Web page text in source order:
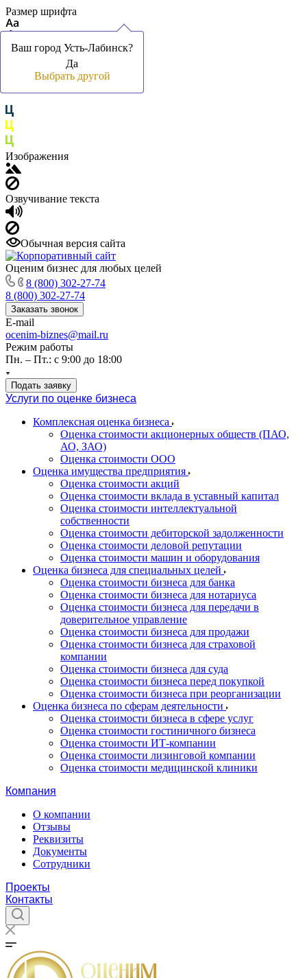
Размер шрифта
Цвет фона и шрифта
Изображения
Озвучивание текста
Обычная версия сайта
Оценим бизнес для любых целей
8 (800) 302-27-74
8 (800) 302-27-74
Заказать звонок
E-mail
ocenim-biznes@mail.ru
Режим работы
Пн. – Пт.: с 9:00 до 18:00
Подать заявку
Услуги по оценке бизнеса
Комплексная оценка бизнеса
Оценка стоимости акционерных обществ (ПАО,
АО, ЗАО)
Оценка стоимости ООО
Оценка имущества предприятия
Оценка стоимости акций
Оценка стоимости вклада в уставный капитал
Оценка стоимости интеллектуальной
собственности
Оценка стоимости дебиторской задолженности
Оценка стоимости деловой репутации
Оценка стоимости машин и оборудования
Оценка бизнеса для специальных целей
Оценка стоимости бизнеса для банка
Оценка стоимости бизнеса для нотариуса
Оценка стоимости бизнеса для передачи в
доверительное управление
Оценка стоимости бизнеса для продажи
Оценка стоимости бизнеса для страховой
компании
Оценка стоимости бизнеса для суда
Оценка стоимости бизнеса перед покупкой
Оценка стоимости бизнеса при реорганизации
Оценка бизнеса по сферам деятельности
Оценка стоимости бизнеса в сфере услуг
Оценка стоимости гостиничного бизнеса
Оценка стоимости ИТ-компании
Оценка стоимости лизинговой компании
Оценка стоимости медицинской клиники
Компания
О компании
Отзывы
Реквизиты
Документы
Сотрудники
Проекты
Контакты
Ваш город Усть-Лабинск?
Да
Выбрать другой
Ваш город Усть-Лабинск?
Да
Выбрать другой